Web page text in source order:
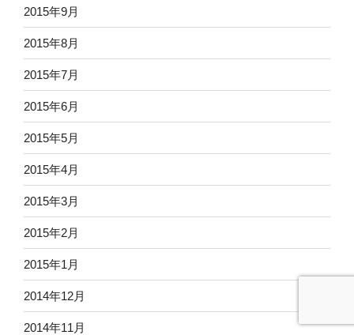
2015年9月
2015年8月
2015年7月
2015年6月
2015年5月
2015年4月
2015年3月
2015年2月
2015年1月
2014年12月
2014年11月